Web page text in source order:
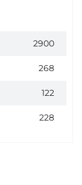
2900
268
122
228